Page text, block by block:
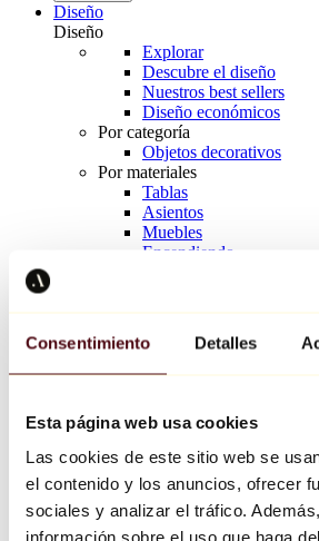
Consentimiento Detalles
Esta página web usa cookies
Las cookies de este sitio web se
el contenido y los anuncios, ofrecer
sociales y analizar el tráfico.
información sobre el uso que haga
Diseño
Diseño
Explorar
Descubre el diseño
Nuestros best sellers
Diseño económicos
Por categoría
Objetos decorativos
Por materiales
Tablas
Asientos
Muebles
Encendiendo
Richard Orlinski
Keith Haring
Jeff Koons
Jean-Michel Basquiat
Todos los diseñadores
Obra de la semana